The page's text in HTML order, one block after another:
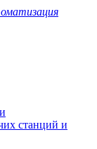
станций и